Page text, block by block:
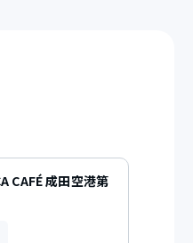
CAFÉ 成田空港第